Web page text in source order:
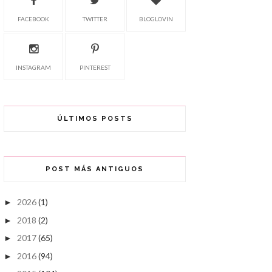
FACEBOOK TWITTER BLOGLOVIN
INSTAGRAM PINTEREST
ÚLTIMOS POSTS
POST MÁS ANTIGUOS
► 2026(1)
► 2018 (2)
► 2017(65)
► 2016(94)